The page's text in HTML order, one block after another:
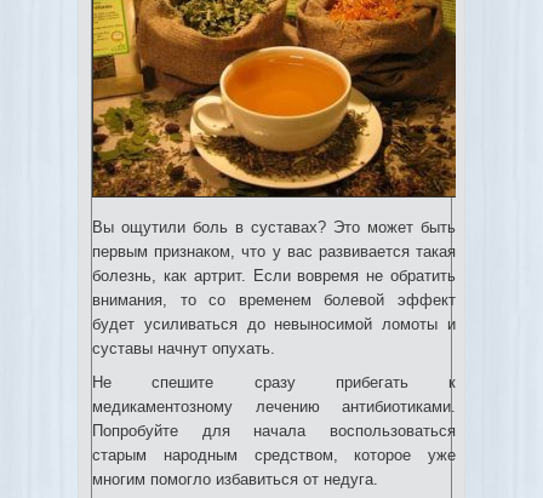
Вы ощутили боль в суставах? Это может быть
первым признаком, что у вас развивается такая
болезнь, как артрит. Если вовремя не обратить
внимания, то со временем болевой эффект
будет усиливаться до невыносимой ломоты и
суставы начнут опухать.
Не спешите сразу прибегать к
медикаментозному лечению антибиотиками.
Попробуйте для начала воспользоваться
старым народным средством, которое уже
многим помогло избавиться от недуга.